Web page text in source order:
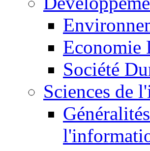
Economie
Société
Sciences de